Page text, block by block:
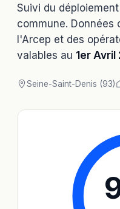
Suivi du
commune. Données
l'Arcep et des
valables au 1er Avril
Seine-Saint-Denis (93)